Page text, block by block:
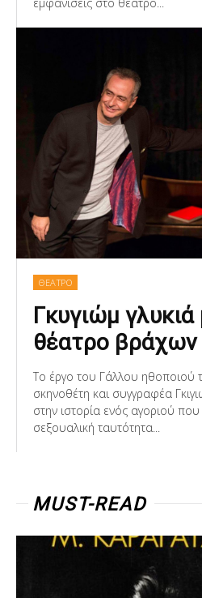
ΘΕΑΤΡΟ
Γκυγιώμ
θέατρο βράχων
Το έργο του Γάλλου ηθοποιού
σκηνοθέτη και συγγραφέα
στην ιστορία ενός αγοριού
σεξουαλική ταυτότητα...
MUST-READ